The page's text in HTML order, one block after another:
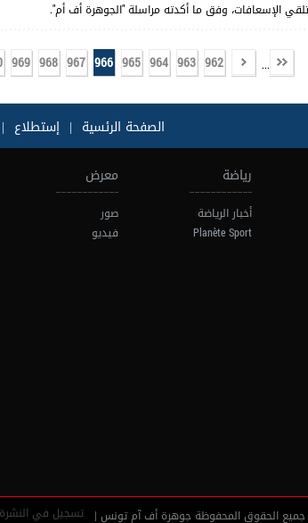
الإسعافات، وفق ما أكدته مراسلة "الجوهرة أف أم".
...
962
963
964
965
966
967
968
969
الصفحة الرئسية | إستطلاع |
رياضة
أخبار الرياضة
Planète Sport
معرض
صور
فيديو
تسجيل في النشرة